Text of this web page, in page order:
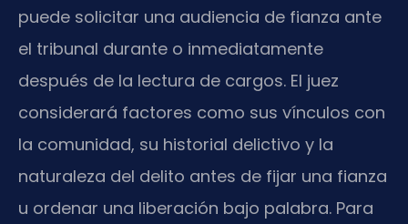
puede solicitar una audiencia de fianza ante
el tribunal durante o inmediatamente
después de la lectura de cargos. El juez
considerará factores como sus vínculos con
la comunidad, su historial delictivo y la
naturaleza del delito antes de fijar una fianza
u ordenar una liberación bajo palabra. Para